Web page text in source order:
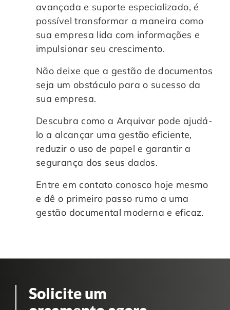
avançada e suporte especializado, é
possível transformar a maneira como
sua empresa lida com informações e
impulsionar seu crescimento.
Não deixe que a gestão de documentos
seja um obstáculo para o sucesso da
sua empresa.
Descubra como a Arquivar pode ajudá-
lo a alcançar uma gestão eficiente,
reduzir o uso de papel e garantir a
segurança dos seus dados.
Entre em contato conosco hoje mesmo
e dê o primeiro passo rumo a uma
gestão documental moderna e eficaz.
Solicite um